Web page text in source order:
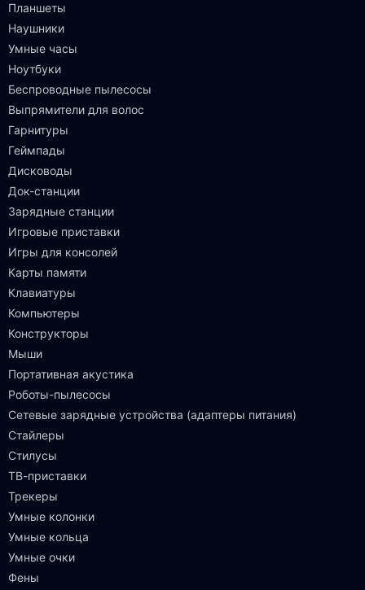
Планшеты
Наушники
Умные часы
Ноутбуки
Беспроводные пылесосы
Выпрямители для волос
Гарнитуры
Геймпады
Дисководы
Док-станции
Зарядные станции
Игровые приставки
Игры для консолей
Карты памяти
Клавиатуры
Компьютеры
Конструкторы
Мыши
Портативная акустика
Роботы-пылесосы
Сетевые зарядные устройства (адаптеры питания)
Стайлеры
Стилусы
ТВ-приставки
Трекеры
Умные колонки
Умные кольца
Умные очки
Фены